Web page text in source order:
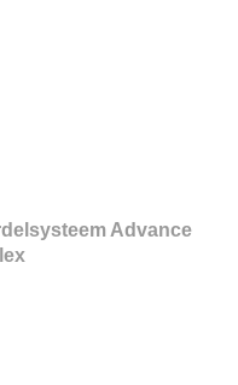
Advance